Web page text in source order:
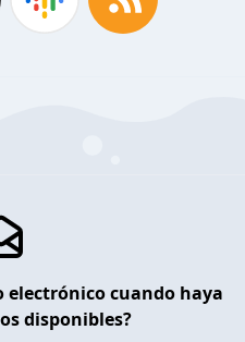
electrónico cuando haya
disponibles?